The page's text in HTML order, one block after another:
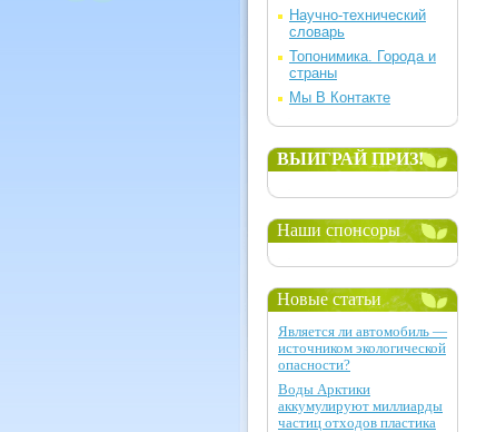
Научно-технический
словарь
Топонимика. Города и
страны
Мы В Контакте
ВЫИГРАЙ ПРИЗ!
Наши спонсоры
Новые статьи
Является ли автомобиль —
источником экологической
опасности?
Воды Арктики
аккумулируют миллиарды
частиц отходов пластика